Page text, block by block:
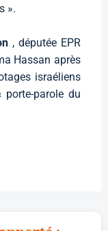
».
, députée EPR
Hassan après
israéliens
parole du